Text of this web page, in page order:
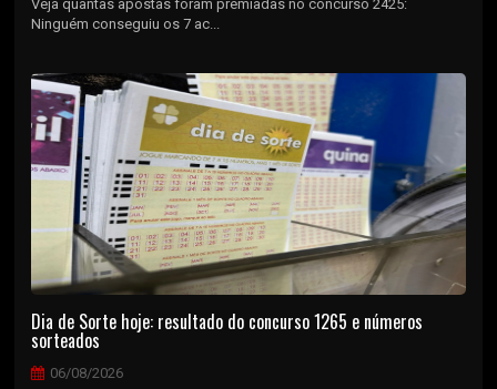
Veja quantas apostas foram premiadas no concurso 2425:
Ninguém conseguiu os 7 ac...
Dia de Sorte hoje: resultado do concurso 1265 e números
sorteados
06/08/2026